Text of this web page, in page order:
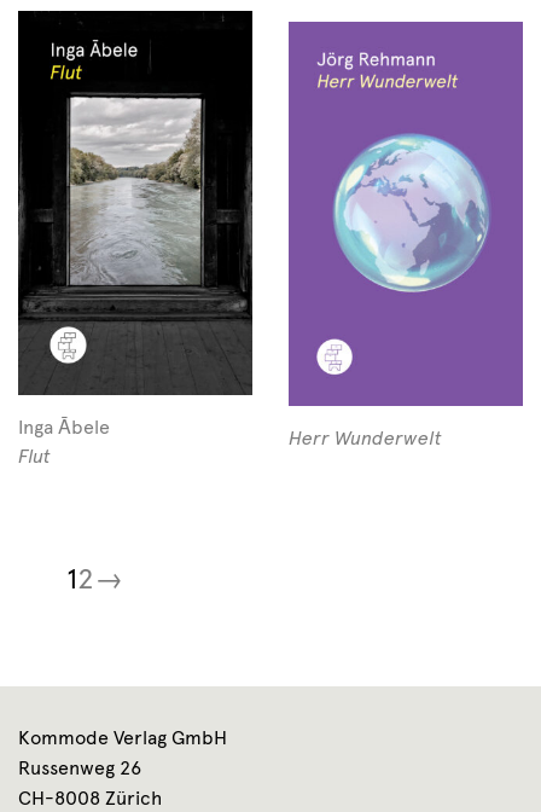
Inga Ābele
Flut
Herr Wunderwelt
12→
Kommode Verlag GmbH
Russenweg 26
CH-8008 Zürich